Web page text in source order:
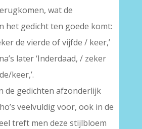
wat de
het gedicht ten goede komt:
de vierde of vijfde / keer,’
later ‘Inderdaad, / zeker
keer,’.
de gedichten afzonderlijk
veelvuldig voor, ook in de
treft men deze stijlbloem